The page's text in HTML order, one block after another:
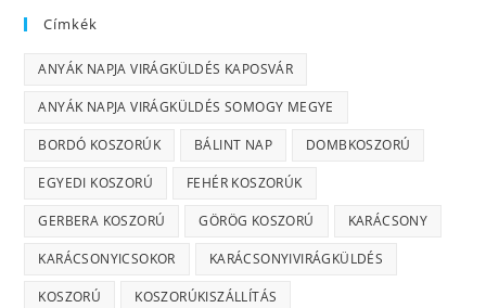
Címkék
ANYÁK NAPJA VIRÁGKÜLDÉS KAPOSVÁR
ANYÁK NAPJA VIRÁGKÜLDÉS SOMOGY MEGYE
BORDÓ KOSZORÚK BÁLINT NAP DOMBKOSZORÚ
EGYEDI KOSZORÚ FEHÉR KOSZORÚK
GERBERA KOSZORÚ GÖRÖG KOSZORÚ KARÁCSONY
KARÁCSONYICSOKOR KARÁCSONYIVIRÁGKÜLDÉS
KOSZORÚ KOSZORÚKISZÁLLÍTÁS